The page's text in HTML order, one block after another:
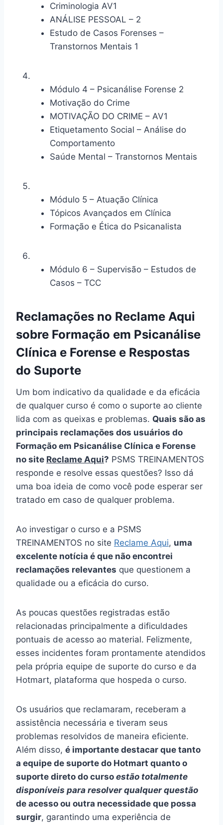
Criminologia AV1
ANÁLISE PESSOAL – 2
Estudo de Casos Forenses –
Transtornos Mentais 1
Módulo 4 – Psicanálise Forense 2
Motivação do Crime
MOTIVAÇÃO DO CRIME – AV1
Etiquetamento Social – Análise do
Comportamento
Saúde Mental – Transtornos Mentais
Módulo 5 – Atuação Clínica
Tópicos Avançados em Clínica
Formação e Ética do Psicanalista
Módulo 6 – Supervisão – Estudos de
Casos – TCC
Reclamações no Reclame Aqui
sobre Formação em Psicanálise
Clínica e Forense e Respostas
do Suporte
Um bom indicativo da qualidade e da eficácia
de qualquer curso é como o suporte ao cliente
lida com as queixas e problemas. Quais são as
principais reclamações dos usuários do
Formação em Psicanálise Clínica e Forense
no site Reclame Aqui? PSMS TREINAMENTOS
responde e resolve essas questões? Isso dá
uma boa ideia de como você pode esperar ser
tratado em caso de qualquer problema.
Ao investigar o curso e a PSMS
TREINAMENTOS no site Reclame Aqui, uma
excelente notícia é que não encontrei
reclamações relevantes que questionem a
qualidade ou a eficácia do curso.
As poucas questões registradas estão
relacionadas principalmente a dificuldades
pontuais de acesso ao material. Felizmente,
esses incidentes foram prontamente atendidos
pela própria equipe de suporte do curso e da
Hotmart, plataforma que hospeda o curso.
Os usuários que reclamaram, receberam a
assistência necessária e tiveram seus
problemas resolvidos de maneira eficiente.
Além disso, é importante destacar que tanto
a equipe de suporte do Hotmart quanto o
suporte direto do curso estão totalmente
disponíveis para resolver qualquer questão
de acesso ou outra necessidade que possa
surgir, garantindo uma experiência de